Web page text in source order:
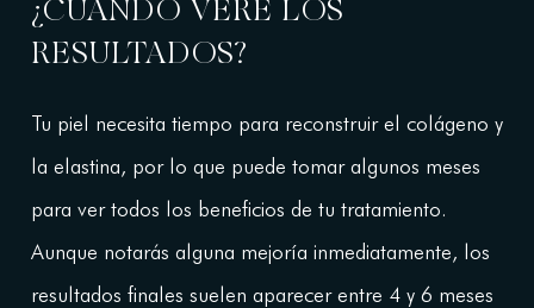
¿CUÁNDO VERÉ LOS
RESULTADOS?
Tu piel necesita tiempo para reconstruir el colágeno y
la elastina, por lo que puede tomar algunos meses
para ver todos los beneficios de tu tratamiento.
Aunque notarás alguna mejoría inmediatamente, los
resultados finales suelen aparecer entre 4 y 6 meses